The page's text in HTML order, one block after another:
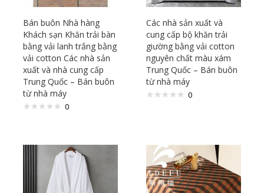
Bán buôn Nhà hàng
Khách sạn Khăn trải bàn
bằng vải lanh trắng bằng
vải cotton Các nhà sản
xuất và nhà cung cấp
Trung Quốc – Bán buôn
từ nhà máy
0
Các nhà sản xuất và
cung cấp bộ khăn trải
giường bằng vải cotton
nguyên chất màu xám
Trung Quốc – Bán buôn
từ nhà máy
0